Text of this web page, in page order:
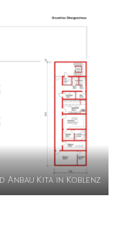
Anbau Kita in Koblenz